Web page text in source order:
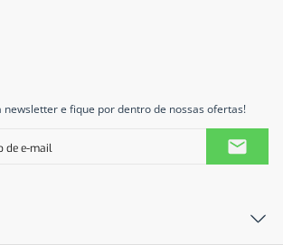
newsletter e fique por dentro de nossas ofertas!